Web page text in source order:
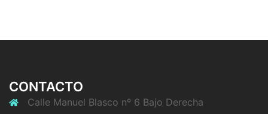
CONTACTO
Calle Manuel Blasco nº 6 Bajo Derecha